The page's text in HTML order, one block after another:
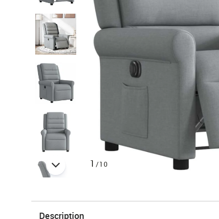
1 /10
Description